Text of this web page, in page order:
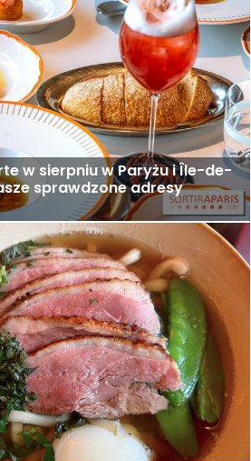
w sierpniu w Paryżu i Île-de-
sprawdzone adresy